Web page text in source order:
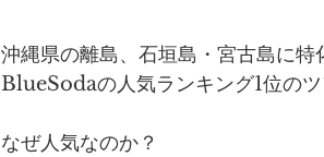
沖縄県の離島、石垣島・宮古島に
BlueSodaの人気ランキング1位の
なぜ人気なのか？